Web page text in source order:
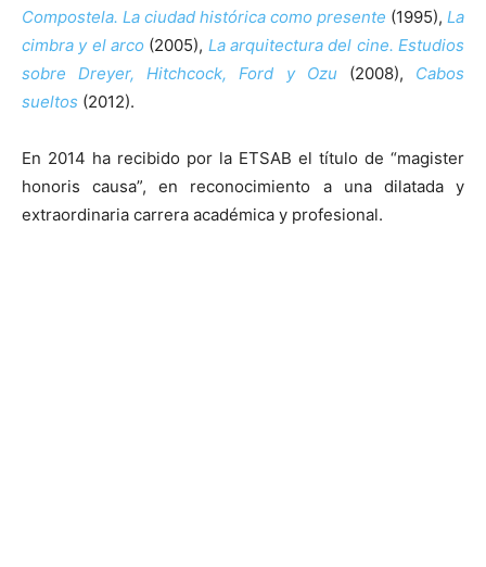
Compostela. La ciudad histórica como presente (1995), La
cimbra y el arco (2005), La arquitectura del cine. Estudios
sobre Dreyer, Hitchcock, Ford y Ozu (2008), Cabos
sueltos (2012).
En 2014 ha recibido por la ETSAB el título de “magister
honoris causa”, en reconocimiento a una dilatada y
extraordinaria carrera académica y profesional.